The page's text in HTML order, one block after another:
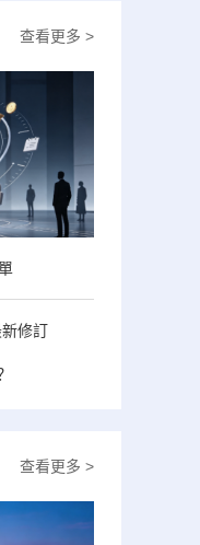
查看更多 >
修訂
查看更多 >